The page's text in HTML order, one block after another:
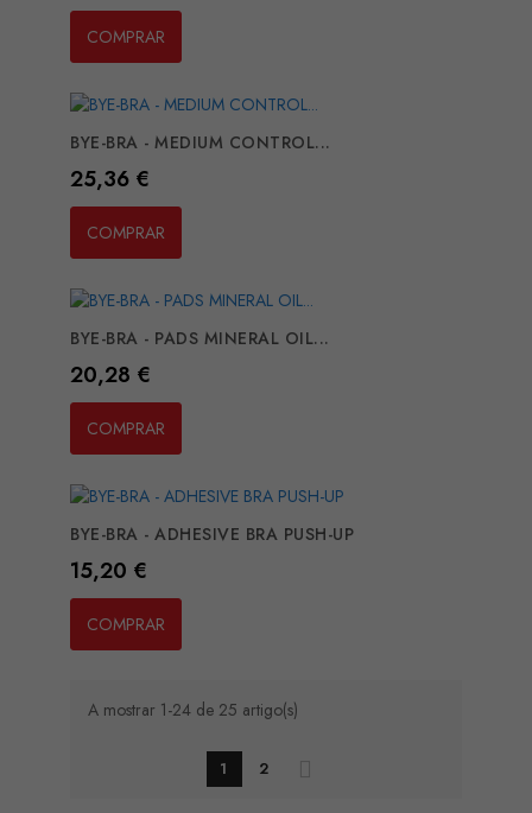
COMPRAR
BYE-BRA - MEDIUM CONTROL...
Preço
25,36 €
COMPRAR
BYE-BRA - PADS MINERAL OIL...
Preço
20,28 €
COMPRAR
BYE-BRA - ADHESIVE BRA PUSH-UP
Preço
15,20 €
COMPRAR
A mostrar 1-24 de 25 artigo(s)
1 2